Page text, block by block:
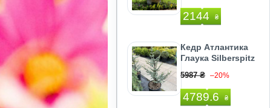
2144 ₴
Кедр Атлантика
Глаука Silberspitz
5987 ₴ –20%
4789.6 ₴